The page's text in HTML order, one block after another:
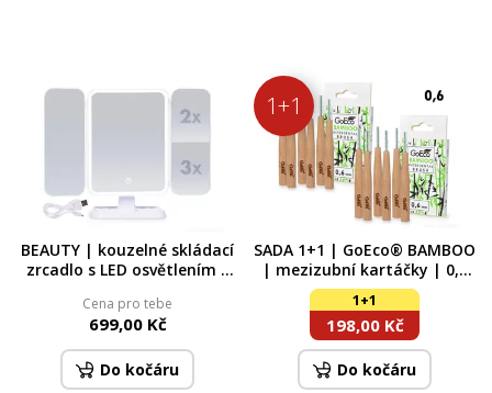
BEAUTY | kouzelné skládací
zrcadlo s LED osvětlením |
zrcátka | na stojanu
Cena pro tebe
699,00 Kč
Do kočáru
1+1
SADA 1+1 | GoEco® BAMBOO
| mezizubní kartáčky | 0,6
mm | 12 ks | z bambusu
1+1
198,00 Kč
Do kočáru